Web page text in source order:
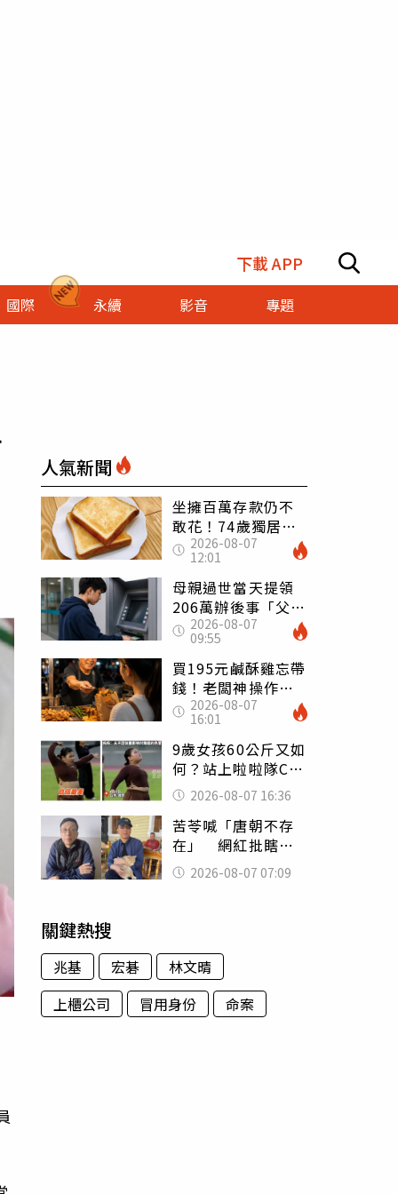
下載 APP
國際 永續 影音 專題
人氣新聞
坐擁百萬存款仍不
敢花！74歲獨居翁
「1餐只吃1片吐
司」 半年後暴瘦
嚇壞女兒
2026-08-07
12:01
母親過世當天提領
206萬辦後事「父子
遭判刑」 律師：
搶錢先下手是罪
2026-08-07
09:55
買195元鹹酥雞忘帶
錢！老闆神操作
「倒找5元」 全網
看哭：這就是台灣
2026-08-07
16:01
9歲女孩60公斤又如
何？站上啦啦隊C位
驚艷全場 千萬網
友被圈粉
2026-08-07 16:36
苦苓喊「唐朝不存
在」 網紅批瞎編
歷史：李白、杜甫
用鮮卑文寫詩？
2026-08-07 07:09
關鍵熱搜
兆基 宏碁
林文晴
上櫃公司
冒用身份 命案